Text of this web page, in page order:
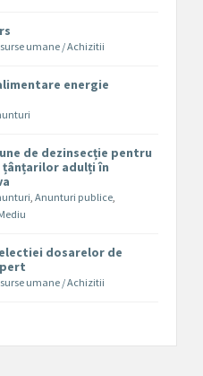
umane / Achizitii
energie
de dezinsecție pentru
adulți în
,Anunturi publice,
dosarelor de
umane / Achizitii